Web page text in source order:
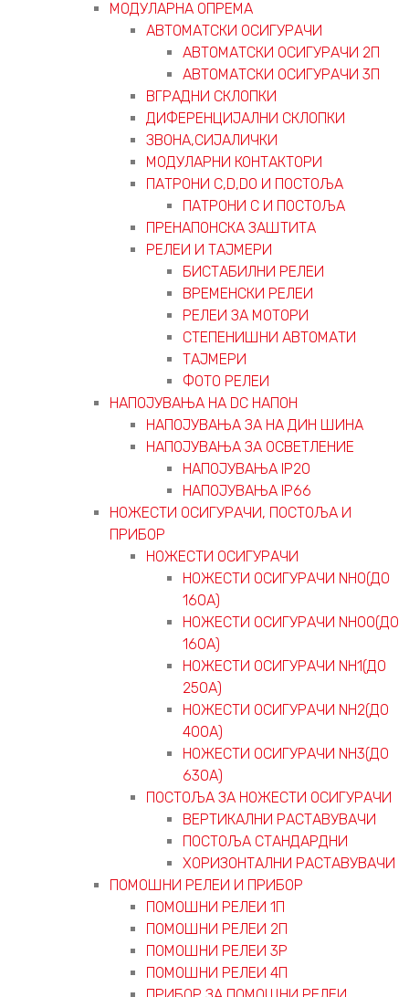
МОДУЛАРНА ОПРЕМА
АВТОМАТСКИ ОСИГУРАЧИ
АВТОМАТСКИ ОСИГУРАЧИ 2П
АВТОМАТСКИ ОСИГУРАЧИ 3П
ВГРАДНИ СКЛОПКИ
ДИФЕРЕНЦИЈАЛНИ СКЛОПКИ
ЗВОНА,СИЈАЛИЧКИ
МОДУЛАРНИ КОНТАКТОРИ
ПАТРОНИ C,D,D0 И ПОСТОЉА
ПАТРОНИ C И ПОСТОЉА
ПРЕНАПОНСКА ЗАШТИТА
РЕЛЕИ И ТАЈМЕРИ
БИСТАБИЛНИ РЕЛЕИ
ВРЕМЕНСКИ РЕЛЕИ
РЕЛЕИ ЗА МОТОРИ
СТЕПЕНИШНИ АВТОМАТИ
ТАЈМЕРИ
ФОТО РЕЛЕИ
НАПОЈУВАЊА НА DC НАПОН
НАПОЈУВАЊА ЗА НА ДИН ШИНА
НАПОЈУВАЊА ЗА ОСВЕТЛЕНИЕ
НАПОЈУВАЊА IP20
НАПОЈУВАЊА IP66
НОЖЕСТИ ОСИГУРАЧИ, ПОСТОЉА И
ПРИБОР
НОЖЕСТИ ОСИГУРАЧИ
НОЖЕСТИ ОСИГУРАЧИ NH0(ДО
160А)
НОЖЕСТИ ОСИГУРАЧИ NH00(ДО
160А)
НОЖЕСТИ ОСИГУРАЧИ NH1(ДО
250А)
НОЖЕСТИ ОСИГУРАЧИ NH2(ДО
400А)
НОЖЕСТИ ОСИГУРАЧИ NH3(ДО
630А)
ПОСТОЉА ЗА НОЖЕСТИ ОСИГУРАЧИ
ВЕРТИКАЛНИ РАСТАВУВАЧИ
ПОСТОЉА СТАНДАРДНИ
ХОРИЗОНТАЛНИ РАСТАВУВАЧИ
ПОМОШНИ РЕЛЕИ И ПРИБОР
ПОМОШНИ РЕЛЕИ 1П
ПОМОШНИ РЕЛЕИ 2П
ПОМОШНИ РЕЛЕИ 3P
ПОМОШНИ РЕЛЕИ 4П